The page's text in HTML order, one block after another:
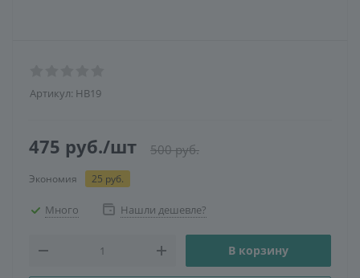
Артикул: HB19
475 руб./шт 500руб.
Экономия 25 руб.
Много Нашли дешевле?
В корзину